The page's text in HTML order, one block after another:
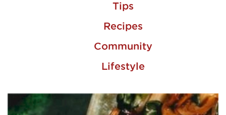
Tips
Recipes
Community
Lifestyle